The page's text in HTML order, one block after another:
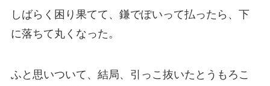
しばらく困り果てて、鎌でぽいって払ったら、下
に落ちて丸くなった。
ふと思いついて、結局、引っこ抜いたとうもろこ